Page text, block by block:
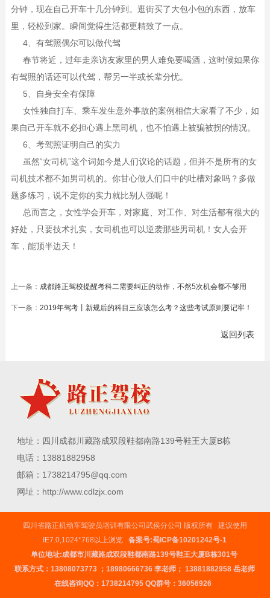
分钟，现在自己开车十几分钟到。逛街买了大包小包的东西，放车
里，轻松到家。瞬间觉得生活都更精致了一点。
4、有驾照偶尔可以做代驾
春节将近，过年走亲访友家里的男人难免要喝酒，这时候如果你
有驾照的话还可以代驾，帮另一半或长辈分忧。
5、自身安全有保障
女性独自打车、乘车发生意外事故的案例相信大家看了不少，如
果自己开车就不必担心遇上黑司机，也不怕遇上被骗被拐的情况。
6、考驾照证明自己的实力
虽然“女司机”这个词如今是人们议论的话题，但并不是所有的女
司机技术都不如男司机的。你甘心做人们口中的吐槽对象吗？多做
题多练习，说不定你的实力就比别人强呢！
总而言之，女性学会开车，对家庭、对工作、对生活都有很大的
好处，只要技术扎实，女司机也可以逆袭那些男司机！女人会开
车，能顶半边天！
上一条： 成都路正驾校提醒考科二需要纠正的动作，不然5次机会都不够用
下一条： 2019年驾考丨新规后的科目三应该怎么考？这些考试原则要记牢！
返回列表
地址：四川成都川藏路成双段鞋都南路139号鞋王大厦B栋
电话：13881882958
邮箱：1738214795@qq.com
网址：http://www.cdlzjx.com
四川省路正机动车驾驶员培训有限公司武侯分公司 版权所有 建议使用
IE7.0,1024*768以上浏览备案号:蜀ICP备10201242号-1
单位地址:成都市川藏路成双段鞋都南路139号鞋王大厦B栋301号
联系方式：13808073773 ；18980666736 李老师；13881882958 岳老师
在线咨询QQ：1738214795 QQ群号：36056926